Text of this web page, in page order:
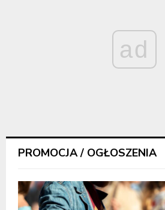
ad
PROMOCJA / OGŁOSZENIA